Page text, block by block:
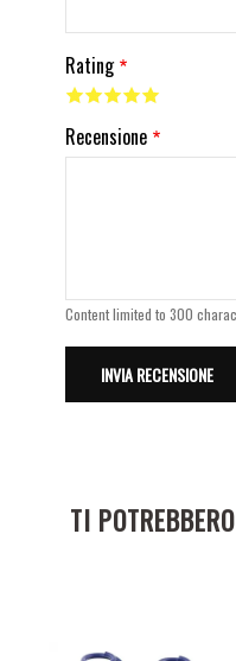
Rating
Recensione
Content limited to 300
TI